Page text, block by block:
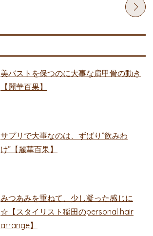
美バストを保つのに大事な肩甲骨の動き
【麗華百果】
サプリで大事なのは、ずばり”飲みわ
け”【麗華百果】
みつあみを重ねて、少し凝った感じに
☆【スタイリスト稲田のpersonal hair
arrange】